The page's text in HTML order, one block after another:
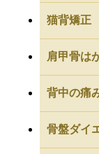
猫背矯正
肩甲骨は
背中の痛
骨盤ダイ